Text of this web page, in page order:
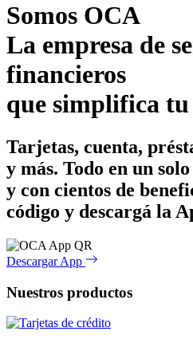
Somos OCA
La empresa de
financieros
que simplifica
Tarjetas, cuenta,
y más. Todo en un
y con cientos de
código y descargá la
Descargar App
Nuestros productos